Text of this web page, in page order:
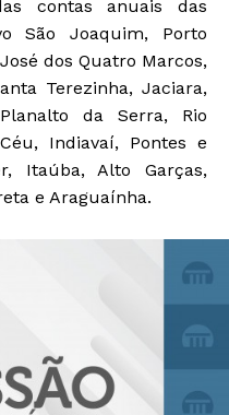
contas anuais das
São Joaquim, Porto
dos Quatro Marcos,
Terezinha, Jaciara,
da Serra, Rio
Indiavaí, Pontes e
Itaúba, Alto Garças,
e Araguaínha.